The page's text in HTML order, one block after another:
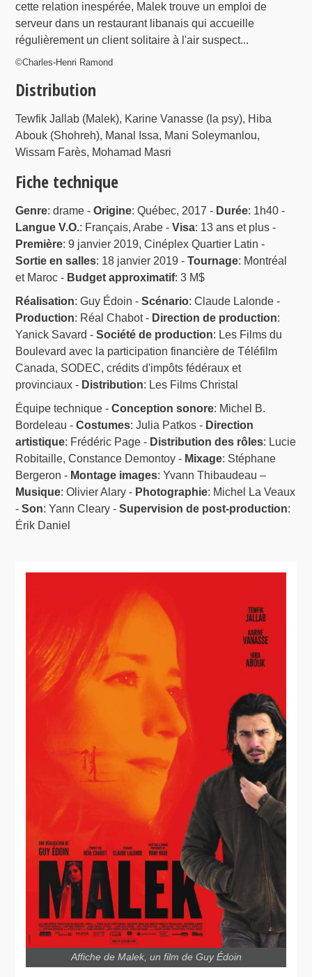
cette relation inespérée, Malek trouve un emploi de
serveur dans un restaurant libanais qui accueille
régulièrement un client solitaire à l'air suspect...
©Charles-Henri Ramond
Distribution
Tewfik Jallab (Malek), Karine Vanasse (la psy), Hiba
Abouk (Shohreh), Manal Issa, Mani Soleymanlou,
Wissam Farès, Mohamad Masri
Fiche technique
Genre: drame -Origine: Québec, 2017 - Durée: 1h40 -
Langue V.O.: Français, Arabe -Visa: 13 ans et plus -
Première: 9 janvier 2019, Cinéplex Quartier Latin -
Sortie en salles: 18 janvier 2019 -Tournage: Montréal
et Maroc - Budget approximatif: 3 M$
Réalisation: Guy Édoin -Scénario: Claude Lalonde -
Production: Réal Chabot - Direction de production:
Yanick Savard -Société de production: Les Films du
Boulevard avec la participation financière de Téléfilm
Canada, SODEC, crédits d'impôts fédéraux et
provinciaux - Distribution: Les Films Christal
Équipe technique -Conception sonore: Michel B.
Bordeleau -Costumes: Julia Patkos - Direction
artistique: Frédéric Page - Distribution des rôles: Lucie
Robitaille, Constance Demontoy - Mixage: Stéphane
Bergeron - Montage images: Yvann Thibaudeau –
Musique: Olivier Alary - Photographie: Michel La Veaux
-Son: Yann Cleary -Supervision de post-production:
Érik Daniel
Affiche de Malek, un film de Guy Édoin